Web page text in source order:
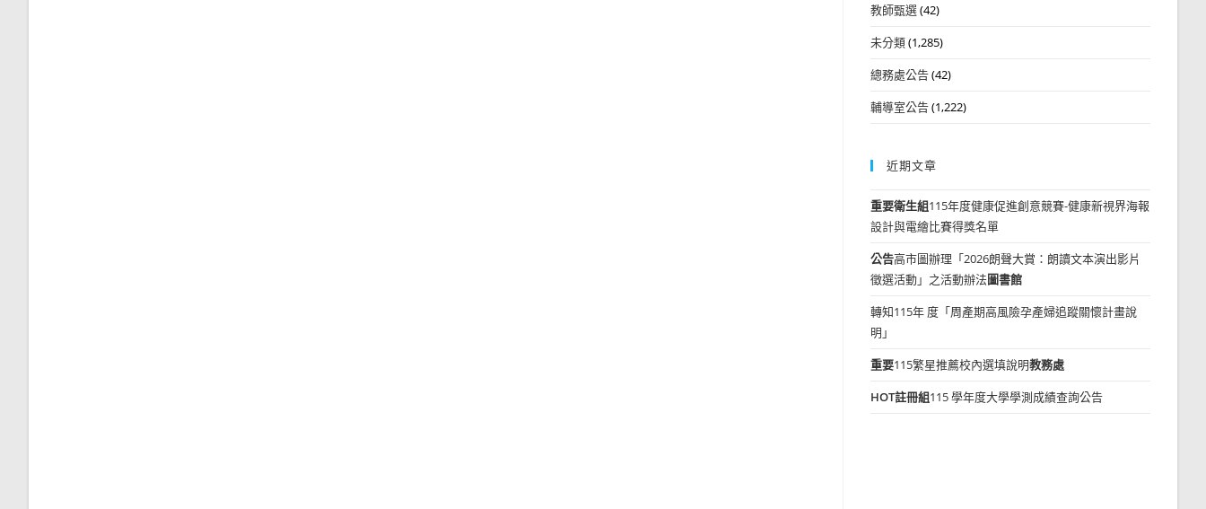
教師甄選(42)
未分類(1,285)
總務處公告(42)
輔導室公告(1,222)
近期文章
重要衛生組115年度健康促進創意競賽-健康新視界海報
設計與電繪比賽得獎名單
公告高市圖辦理「2026朗聲大賞：朗讀文本演出影片
徵選活動」之活動辦法圖書館
轉知115年 度「周產期高風險孕產婦追蹤關懷計畫說
明」
重要115繁星推薦校內選填說明教務處
HOT註冊組115 學年度大學學測成績查詢公告